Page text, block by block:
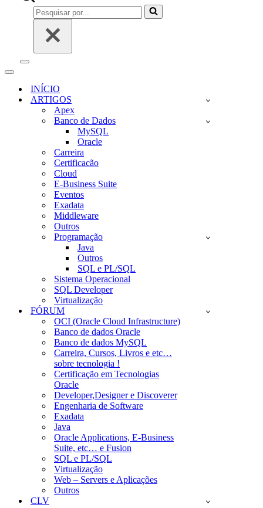
Pesquisar
por...
Menu
navegação
Menu
navegaçãoINÍCIO
ARTIGOS
Apex
Banco de Dados
MySQL
Oracle
Carreira
Certificacão
Cloud
E-Business Suite
Eventos
Exadata
Middleware
Outros
Programação
Java
Outros
SQL e PL/SQL
Sistema Operacional
SQL Developer
Virtualização
FÓRUM
OCI (Oracle Cloud Infrastructure)
Banco de dados Oracle
Banco de dados MySQL
Carreira, Cursos, Livros e etc…
sobre tecnologia !
Certificação em Tecnologias
Oracle
Developer,Designer e Discoverer
Engenharia de Software
Exadata
Java
Oracle Applications, E-Business
Suite, etc… e Fusion
SQL e PL/SQL
Virtualização
Web – Servers e Aplicações
Outros
CLV